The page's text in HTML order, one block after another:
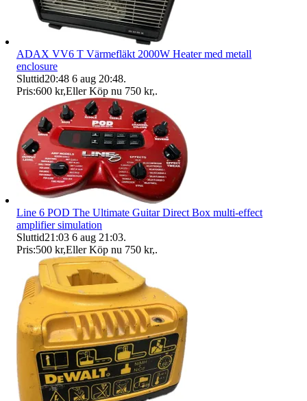
ADAX VV6 T Värmefläkt 2000W Heater med metall
enclosure
Sluttid20:48 6 aug 20:48.
Pris:600 kr,Eller Köp nu 750 kr,.
Line 6 POD The Ultimate Guitar Direct Box multi-effect
amplifier simulation
Sluttid21:03 6 aug 21:03.
Pris:500 kr,Eller Köp nu 750 kr,.